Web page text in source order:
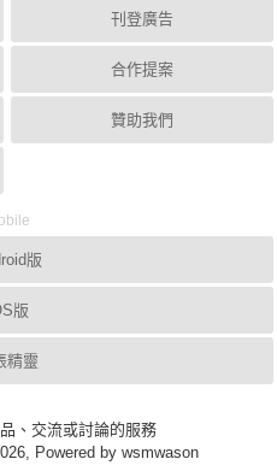
刊登廣告
合作提案
贊助我們
版
版
精靈
、交流或討論的服務
Powered by wsmwason